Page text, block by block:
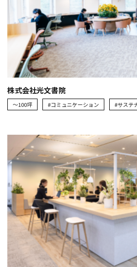
株式会社光文書院
～100坪 #コミュニケーション #サステ